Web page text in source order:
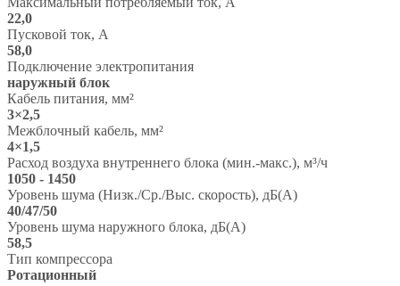
22,0
Пусковой ток, А
58,0
Подключение электропитания
наружный блок
Кабель питания, мм²
3×2,5
Межблочный кабель, мм²
4×1,5
Расход воздуха внутреннего блока (мин.-макс.), м³/ч
1050 - 1450
Уровень шума (Низк./Ср./Выс. скорость), дБ(А)
40/47/50
Уровень шума наружного блока, дБ(А)
58,5
Тип компрессора
Ротационный